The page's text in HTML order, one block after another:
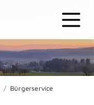
Bürgerservice